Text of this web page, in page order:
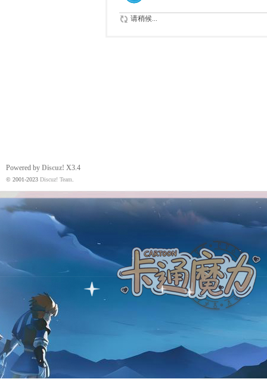
请稍候...
Powered by Discuz! X3.4
© 2001-2023 Discuz! Team